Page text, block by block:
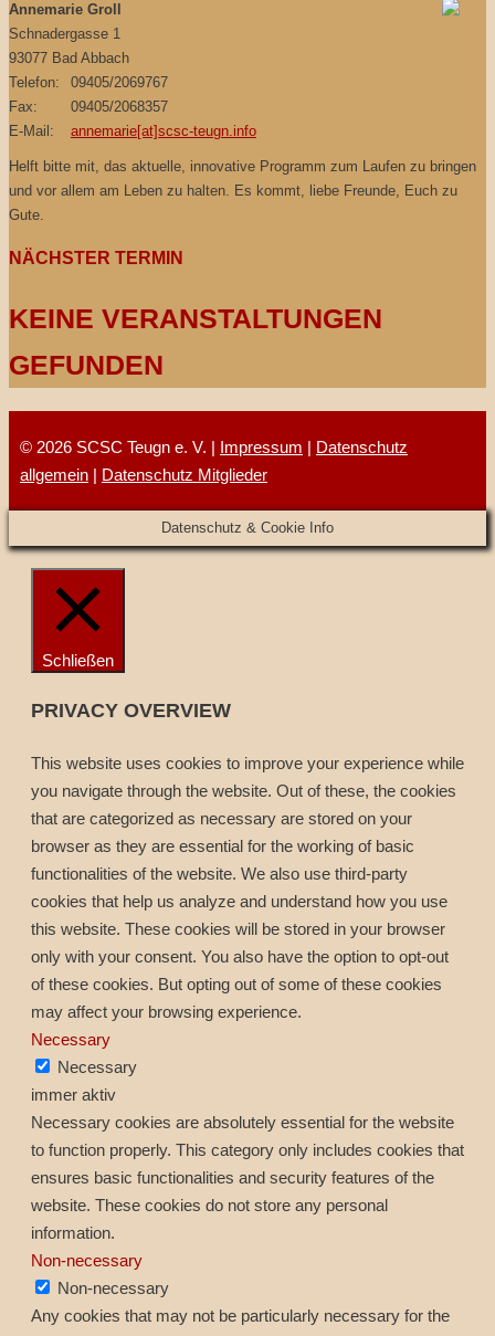
Annemarie Groll
Schnadergasse 1
93077 Bad Abbach
Telefon:
09405/2069767
Fax:
09405/2068357
E-Mail:
annemarie[at]scsc-teugn.info
Helft bitte mit, das aktuelle, innovative Programm zum Laufen zu bringen
und vor allem am Leben zu halten. Es kommt, liebe Freunde, Euch zu
Gute.
NÄCHSTER TERMIN
KEINE VERANSTALTUNGEN
GEFUNDEN
© 2026 SCSC Teugn e. V. | Impressum | Datenschutz
allgemein | Datenschutz Mitglieder
Datenschutz & Cookie Info
Schließen
PRIVACY OVERVIEW
This website uses cookies to improve your experience while
you navigate through the website. Out of these, the cookies
that are categorized as necessary are stored on your
browser as they are essential for the working of basic
functionalities of the website. We also use third-party
cookies that help us analyze and understand how you use
this website. These cookies will be stored in your browser
only with your consent. You also have the option to opt-out
of these cookies. But opting out of some of these cookies
may affect your browsing experience.
Necessary
Necessary
immer aktiv
Necessary cookies are absolutely essential for the website
to function properly. This category only includes cookies that
ensures basic functionalities and security features of the
website. These cookies do not store any personal
information.
Non-necessary
Non-necessary
Any cookies that may not be particularly necessary for the